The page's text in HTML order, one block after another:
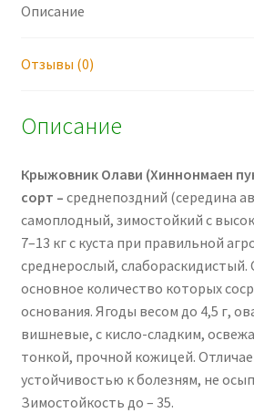
Описание
Отзывы (0)
Описание
Крыжовник Олави (Хиннонмаен
сорт – среднепоздний (середина
самоплодный, зимостойкий с
7–13 кг с куста при правильной
среднерослый,
основное количество которых
основания. Ягоды весом до 4,5 г,
вишневые, с кисло-сладким,
тонкой, прочной кожицей.
устойчивостью к болезням, не
Зимостойкость до – 35.